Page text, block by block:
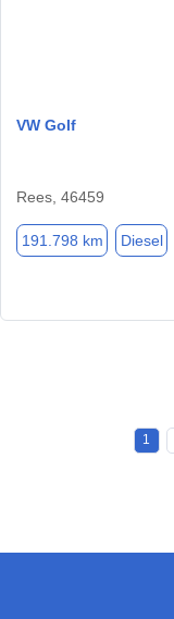
VW Golf
Rees, 46459
191.798 km Diesel
1